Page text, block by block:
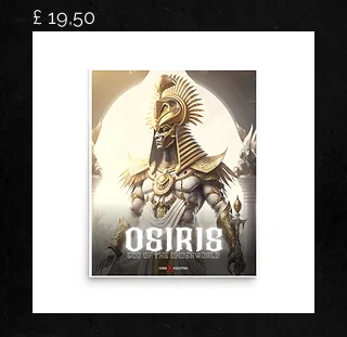
Prijs
£ 19,50